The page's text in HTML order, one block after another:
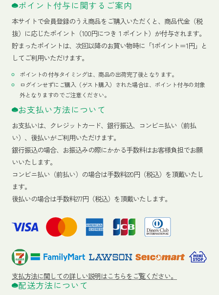
ポイント付与に関するご案内
本サイトで会員登録のうえ商品をご購入いただくと、商品代金（税
抜）に応じたポイント（100円につき１ポイント）が付与されます。
貯まったポイントは、次回以降のお買い物時に「1ポイント＝1円」と
してご利用いただけます。
ポイントの付与タイミングは、商品の出荷完了後となります。
ログインせずにご購入（ゲスト購入）された場合は、ポイント付与の対象
外となりますのでご注意ください。
お支払い方法について
お支払いは、クレジットカード、銀行振込、コンビニ払い（前払
い）、後払いがご利用いただけます。
銀行振込の場合、お振込みの際にかかる手数料はお客様負担でお願
いいたします。
コンビニ払い（前払い）の場合は手数料220円（税込）を頂戴いたし
ます。
後払いの場合は手数料277円（税込）を頂戴いたします。
支払方法に関しての詳しい説明はこちらをご覧ください。
配送方法について